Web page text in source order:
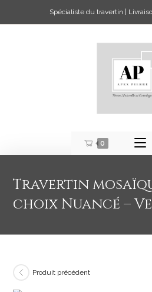
Spécialiste du travertin |
0
Travertin
choix Nuancé –
Produit précédent